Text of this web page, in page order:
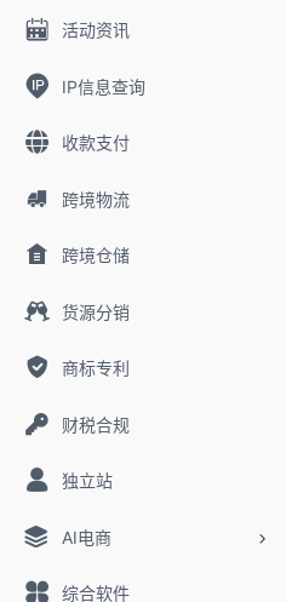
活动资讯
IP信息查询
收款支付
跨境物流
跨境仓储
货源分销
商标专利
财税合规
独立站
AI电商
综合软件